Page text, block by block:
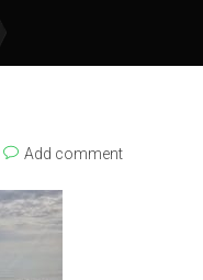
Add comment